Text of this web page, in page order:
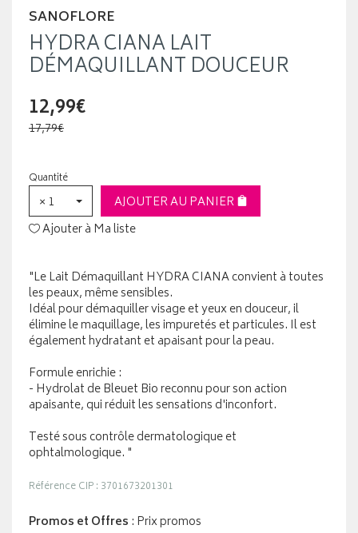
SANOFLORE
HYDRA CIANA LAIT
DÉMAQUILLANT DOUCEUR
12,99€
17,79€
Quantité
× 1
AJOUTER AU PANIER
Ajouter à Ma liste
"Le Lait Démaquillant HYDRA CIANA convient à toutes
les peaux, même sensibles.
Idéal pour démaquiller visage et yeux en douceur, il
élimine le maquillage, les impuretés et particules. Il est
également hydratant et apaisant pour la peau.
Formule enrichie :
- Hydrolat de Bleuet Bio reconnu pour son action
apaisante, qui réduit les sensations d'inconfort.
Testé sous contrôle dermatologique et
ophtalmologique. "
Référence CIP : 3701673201301
Promos et Offres : Prix promos